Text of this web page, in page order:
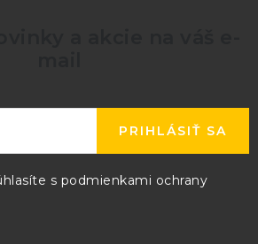
s podmienkami ochrany
PRIHLÁSIŤ SA